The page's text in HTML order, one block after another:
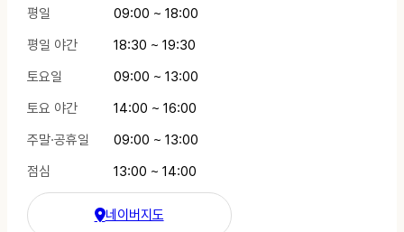
평일
09:00 ~ 18:00
평일 야간
18:30 ~ 19:30
토요일
09:00 ~ 13:00
토요 야간
14:00 ~ 16:00
주말·공휴일
09:00 ~ 13:00
점심
13:00 ~ 14:00
네이버지도
한강수병원 네이버 지도